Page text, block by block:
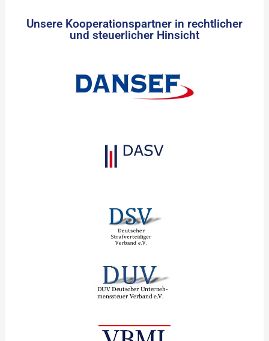
Unsere Kooperationspartner in rechtlicher
und steuerlicher Hinsicht